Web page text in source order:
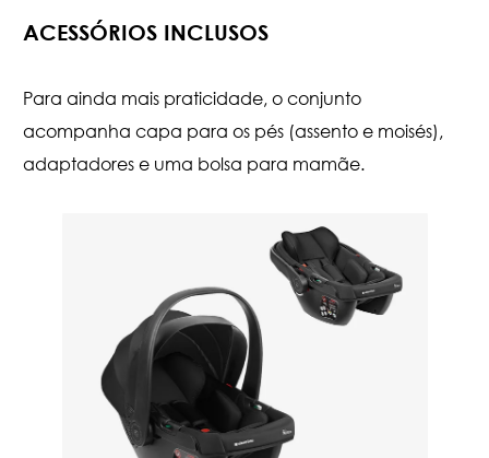
ACESSÓRIOS INCLUSOS
Para ainda mais praticidade, o conjunto
acompanha capa para os pés (assento e moisés),
adaptadores e uma bolsa para mamãe.